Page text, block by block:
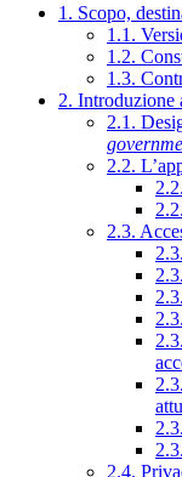
1. Scopo,
1.1.
1.2.
1.3.
2. Introduzione
2.1.
2.2.
2.3.
2.4.